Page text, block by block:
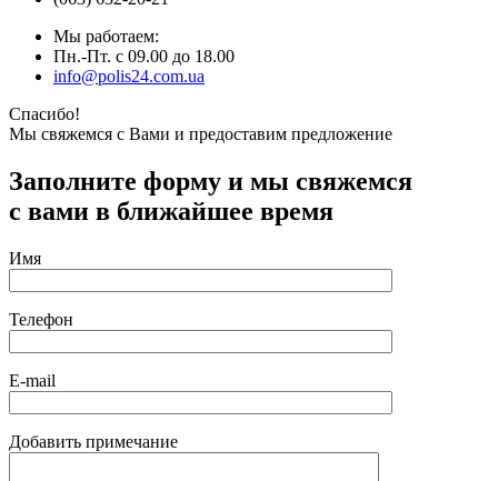
Мы работаем:
Пн.-Пт. с 09.00 до 18.00
info@polis24.com.ua
Спасибо!
Мы свяжемся с Вами и предоставим предложение
Заполните форму и мы свяжемся
с вами в ближайшее время
Имя
Телефон
E-mail
Добавить примечание